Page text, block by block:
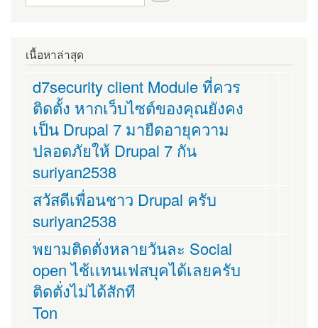
เนื้อหาล่าสุด
d7security client Module ที่ควร
ติดตั้ง หากเว็บไซต์ของคุณยังคง
เป็น Drupal 7 มายืดอายุความ
ปลอดภัยให้ Drupal 7 กัน
suriyan2538
สวัสดีเพื่อนชาว Drupal ครับ
suriyan2538
พยามติดตั่งหลายวันละ Social
open ไช้เเทนเฟสบุคได้เลยครับ
ติดตั่งไม่ได้สักที
Ton